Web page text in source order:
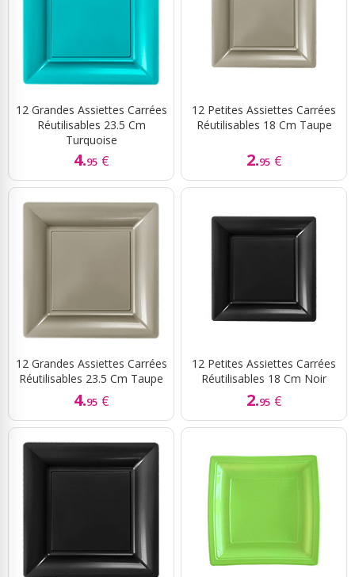
12 Grandes Assiettes Carrées
Réutilisables 23.5 Cm
Turquoise
4.95 €
12 Petites Assiettes Carrées
Réutilisables 18 Cm Taupe
2.95 €
12 Grandes Assiettes Carrées
Réutilisables 23.5 Cm Taupe
4.95 €
12 Petites Assiettes Carrées
Réutilisables 18 Cm Noir
2.95 €